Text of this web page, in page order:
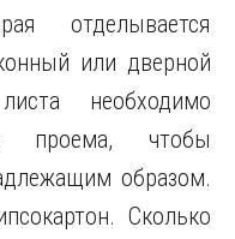
отделывается
или дверной
необходимо
проема, чтобы
образом.
Сколько